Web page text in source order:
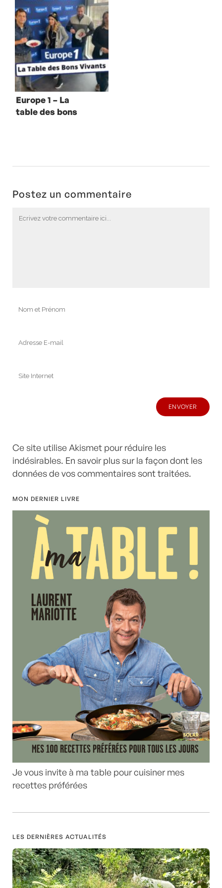
Couvreur
Europe 1 – La
table des bons
Postez un commentaire
Ce site utilise Akismet pour réduire les
indésirables. En savoir plus sur la façon dont les
données de vos commentaires sont traitées.
MON DERNIER LIVRE
Je vous invite à ma table pour cuisiner mes
recettes préférées
LES DERNIÈRES ACTUALITÉS